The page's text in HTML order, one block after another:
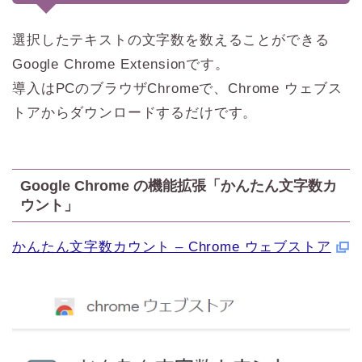
選択したテキストの文字数を数えることができる
Google Chrome Extensionです。
導入はPCのブラウザChromeで、Chrome ウェブス
トアからダウンロードするだけです。
Google Chrome の機能拡張「かんたん文字数カ
ウント」
かんたん文字数カウント – Chrome ウェブストア